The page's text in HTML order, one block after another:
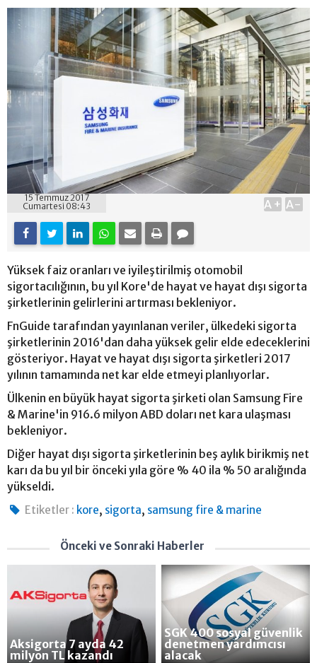
15 Temmuz 2017
Cumartesi 08:43
A+ A-
Yüksek faiz oranları ve iyileştirilmiş otomobil
sigortacılığının, bu yıl Kore'de hayat ve hayat dışı sigorta
şirketlerinin gelirlerini artırması bekleniyor.
FnGuide tarafından yayınlanan veriler, ülkedeki sigorta
şirketlerinin 2016'dan daha yüksek gelir elde edeceklerini
gösteriyor. Hayat ve hayat dışı sigorta şirketleri 2017
yılının tamamında net kar elde etmeyi planlıyorlar.
Ülkenin en büyük hayat sigorta şirketi olan Samsung Fire
& Marine'in 916.6 milyon ABD doları net kara ulaşması
bekleniyor.
Diğer hayat dışı sigorta şirketlerinin beş aylık birikmiş net
karı da bu yıl bir önceki yıla göre % 40 ila % 50 aralığında
yükseldi.
Etiketler : kore, sigorta, samsung fire & marine
Önceki ve Sonraki Haberler
Aksigorta 7 ayda 42
milyon TL kazandı
SGK 400 sosyal güvenlik
denetmen yardımcısı
alacak